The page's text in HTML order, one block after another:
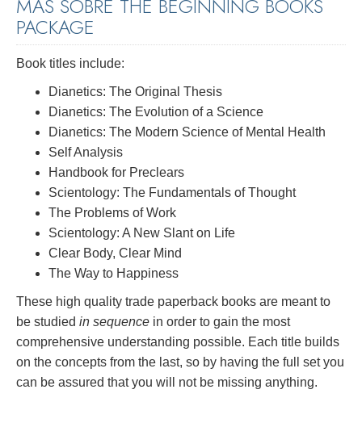
MÁS SOBRE THE BEGINNING BOOKS
PACKAGE
Book titles include:
Dianetics: The Original Thesis
Dianetics: The Evolution of a Science
Dianetics: The Modern Science of Mental Health
Self Analysis
Handbook for Preclears
Scientology: The Fundamentals of Thought
The Problems of Work
Scientology: A New Slant on Life
Clear Body, Clear Mind
The Way to Happiness
These high quality trade paperback books are meant to
be studied in sequence in order to gain the most
comprehensive understanding possible. Each title builds
on the concepts from the last, so by having the full set you
can be assured that you will not be missing anything.